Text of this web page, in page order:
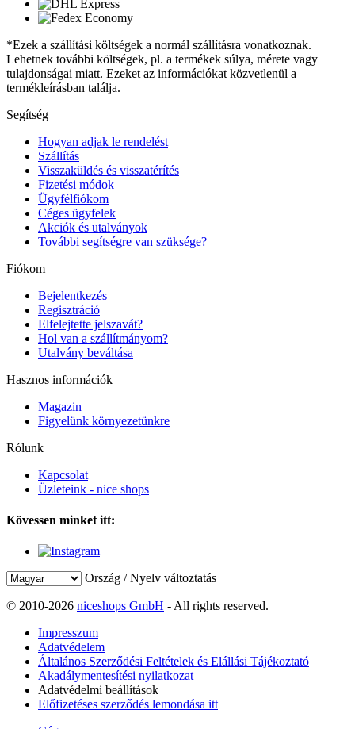
*Ezek a szállítási költségek a normál szállításra vonatkoznak.
Lehetnek további költségek, pl. a termékek súlya, mérete vagy
tulajdonságai miatt. Ezeket az információkat közvetlenül a
termékleírásban találja.
Segítség
Hogyan adjak le rendelést
Szállítás
Visszaküldés és visszatérítés
Fizetési módok
Ügyfélfiókom
Céges ügyfelek
Akciók és utalványok
További segítségre van szüksége?
Fiókom
Bejelentkezés
Regisztráció
Elfelejtette jelszavát?
Hol van a szállítmányom?
Utalvány beváltása
Hasznos információk
Magazin
Figyelünk környezetünkre
Rólunk
Kapcsolat
Üzleteink - nice shops
Kövessen minket itt:
Ország / Nyelv változtatás
© 2010-2026 niceshops GmbH - All rights reserved.
Impresszum
Adatvédelem
Általános Szerződési Feltételek és Elállási Tájékoztató
Akadálymentesítési nyilatkozat
Adatvédelmi beállítások
Előfizetéses szerződés lemondása itt